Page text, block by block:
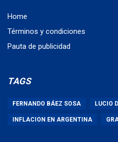
Home
Términos y condiciones
Pauta de publicidad
TAGS
FERNANDO BÁEZ SOSA LUCIO
INFLACION EN ARGENTINA